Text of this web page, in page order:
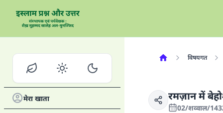
मेरा खाता
विषयगत
रमज़ान में
02/शव्वाल/